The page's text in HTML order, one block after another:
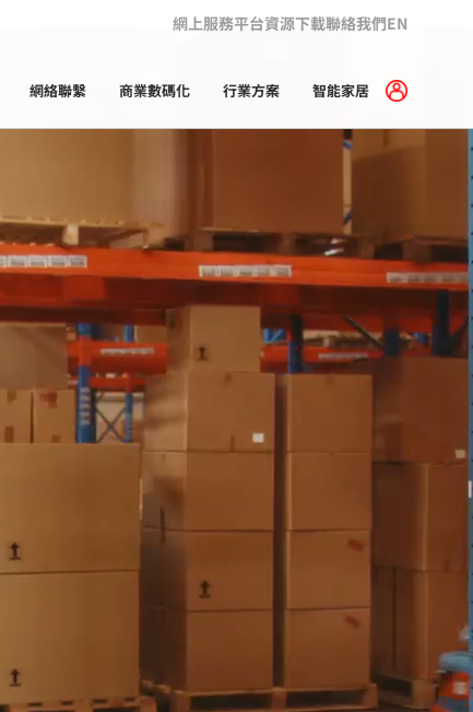
網上服務平台資源下載聯絡我們EN
網絡聯繫 商業數碼化 行業方案 智能家居